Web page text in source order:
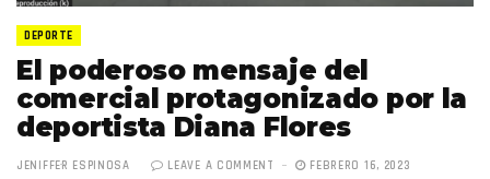
DEPORTE
El poderoso mensaje del
comercial protagonizado por la
deportista Diana Flores
JENIFFER ESPINOSA LEAVE A COMMENT FEBRERO 16, 2023